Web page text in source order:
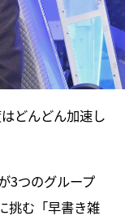
どんどん加速し
3つのグループ
挑む「早書き雑